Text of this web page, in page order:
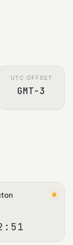
UTC OFFSET
GMT-3